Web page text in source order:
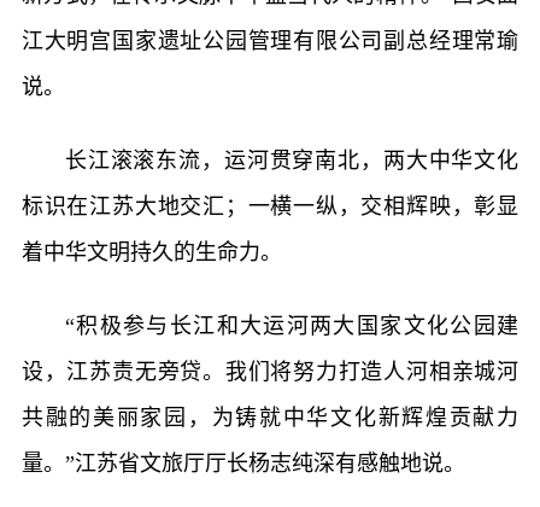
江大明宫国家遗址公园管理有限公司副总经理常瑜
说。
长江滚滚东流，运河贯穿南北，两大中华文化
标识在江苏大地交汇；一横一纵，交相辉映，彰显
着中华文明持久的生命力。
“积极参与长江和大运河两大国家文化公园建
设，江苏责无旁贷。我们将努力打造人河相亲城河
共融的美丽家园，为铸就中华文化新辉煌贡献力
量。”江苏省文旅厅厅长杨志纯深有感触地说。